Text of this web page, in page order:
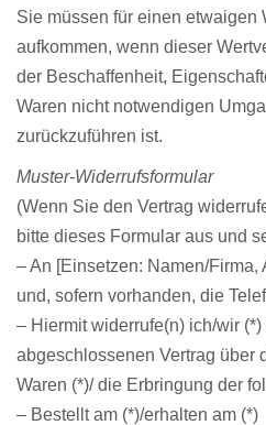
Sie müssen für einen etwaigen
aufkommen, wenn dieser
der Beschaffenheit,
Waren nicht notwendigen
zurückzuführen ist.
Muster-Widerrufsformular
(Wenn Sie den Vertrag
bitte dieses Formular aus und
– An [Einsetzen: Namen/Firma,
und, sofern vorhanden, die
– Hiermit widerrufe(n) ich/wir
abgeschlossenen Vertrag über
Waren (*)/ die Erbringung der
– Bestellt am (*)/erhalten am (*)